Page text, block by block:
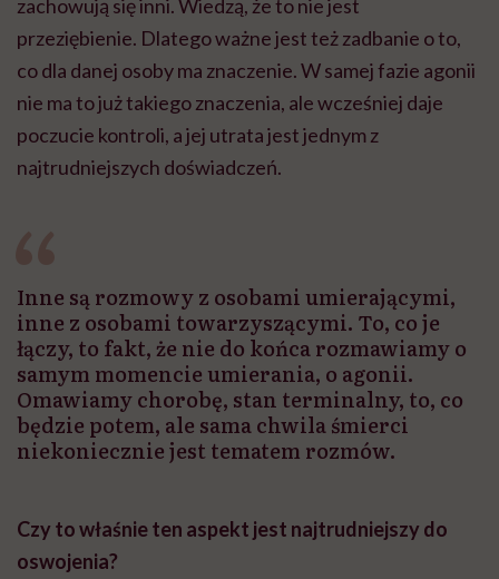
zachowują się inni. Wiedzą, że to nie jest
przeziębienie. Dlatego ważne jest też zadbanie o to,
co dla danej osoby ma znaczenie. W samej fazie agonii
nie ma to już takiego znaczenia, ale wcześniej daje
poczucie kontroli, a jej utrata jest jednym z
najtrudniejszych doświadczeń.
Inne są rozmowy z osobami umierającymi,
inne z osobami towarzyszącymi. To, co je
łączy, to fakt, że nie do końca rozmawiamy o
samym momencie umierania, o agonii.
Omawiamy chorobę, stan terminalny, to, co
będzie potem, ale sama chwila śmierci
niekoniecznie jest tematem rozmów.
Czy to właśnie ten aspekt jest najtrudniejszy do
oswojenia?